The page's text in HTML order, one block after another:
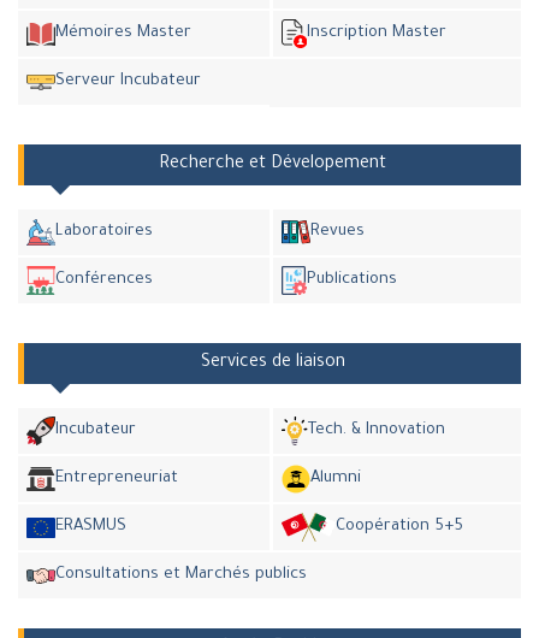
Mémoires Master Inscription Master
Serveur Incubateur
Recherche et Dévelopement
Laboratoires Revues
Conférences Publications
Services de liaison
Incubateur Tech. & Innovation
Entrepreneuriat Alumni
ERASMUS Coopération 5+5
Consultations et Marchés publics